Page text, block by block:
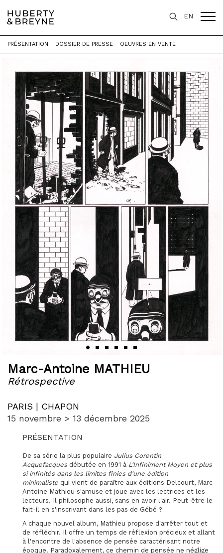
EN
Accueil > Expositions > Rétrospective
Marc-Antoine MATHIEU
Rétrospective
PARIS | CHAPON
15 novembre > 13 décembre 2025
PRÉSENTATION DOSSIER DE PRESSE OEUVRES EN VENTE
PRÉSENTATION
De sa série la plus populaire Julius Corentin
Acquefacquesdébutée en 1991 à L'Infiniment Moyen et plus
si infinités dans les limites finies d'une édition
minimaliste qui vient de paraître aux éditions Delcourt, Marc-
Antoine Mathieu s'amuse et joue avec les lectrices et les
lecteurs. Il philosophe aussi, sans en avoir l'air. Peut-être le
fait-il en s'inscrivant dans les pas de Gébé ?
A chaque nouvel album, Mathieu propose d'arrêter tout et
de réfléchir. Il offre un temps de réflexion précieux et allant
à l'encontre de l'absence de pensée caractérisant notre
époque. Paradoxalement, ce chemin de pensée ne néglige